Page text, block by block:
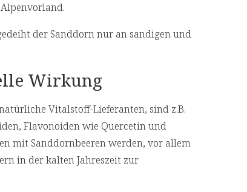
der Sanddorn nur an sandigen und
Wirkung
Vitalstoff-Lieferanten, sind z.B.
Flavonoiden wie Quercetin und
mit Sanddornbeeren werden, vor allem
in der kalten Jahreszeit zur